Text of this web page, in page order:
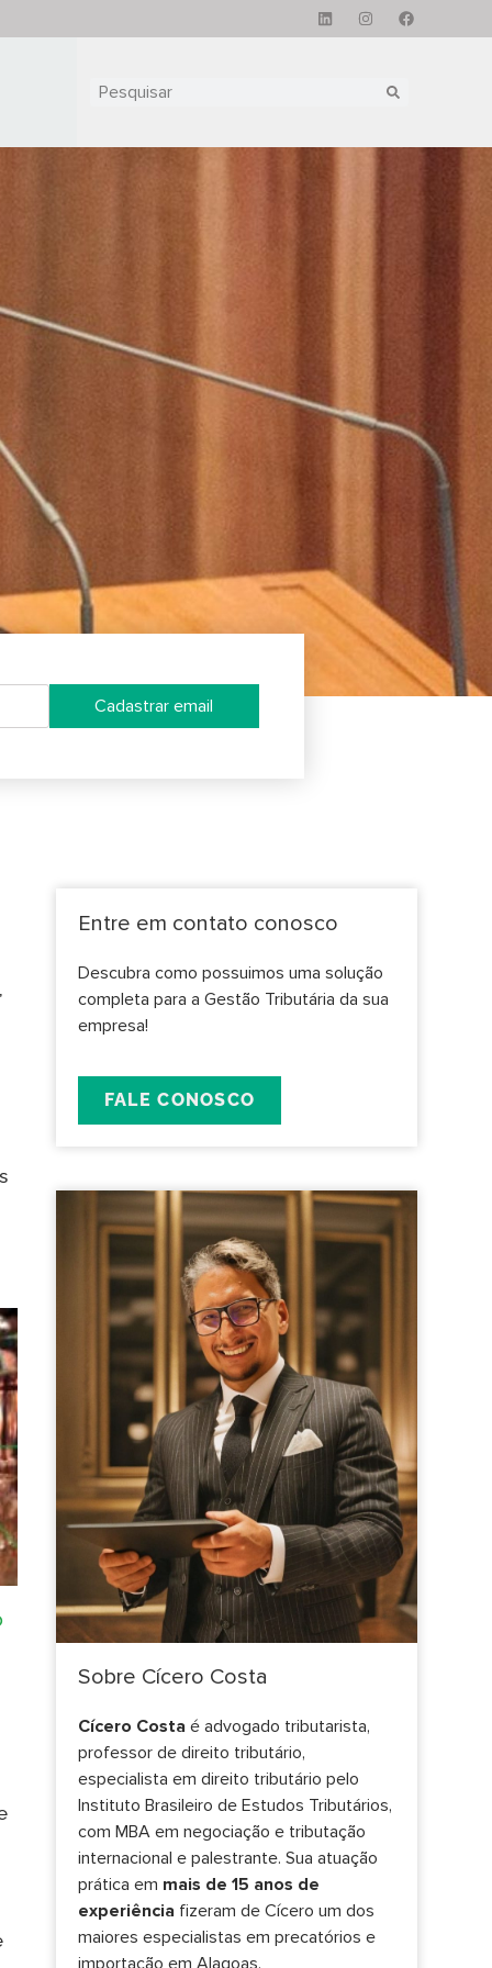
Cadastrar email
Entre em contato conosco
Descubra como possuimos uma solução
completa para a Gestão Tributária da sua
empresa!
FALE CONOSCO
Sobre Cícero Costa
Cícero Costa é advogado tributarista,
professor de direito tributário,
especialista em direito tributário pelo
Instituto Brasileiro de Estudos Tributários,
com MBA em negociação e tributação
internacional e palestrante. Sua atuação
prática em mais de 15 anos de
experiência fizeram de Cícero um dos
maiores especialistas em precatórios e
importação em Alagoas.